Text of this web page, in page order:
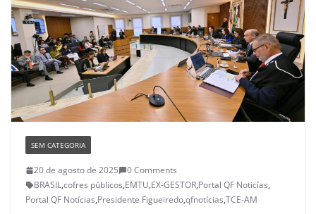
SEM CATEGORIA
20 de agosto de 2025
0 Comments
BRASIL,cofres públicos,EMTU,EX-GESTOR,Portal QF Noticías,
Portal QF Notícias,Presidente Figueiredo,qfnotícias,TCE-AM